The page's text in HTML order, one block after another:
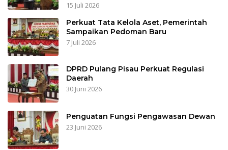
15 Juli 2026
Perkuat Tata Kelola Aset, Pemerintah
Sampaikan Pedoman Baru
7 Juli 2026
DPRD Pulang Pisau Perkuat Regulasi
Daerah
30 Juni 2026
Penguatan Fungsi Pengawasan Dewan
23 Juni 2026